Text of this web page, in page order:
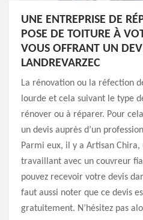
UNE ENTREPRISE DE
POSE DE TOITURE À
VOUS OFFRANT UN
LANDREVARZEC
La rénovation ou la réfection
lourde et cela suivant le type
rénover ou à réparer. Pour
un devis auprès d’un
Parmi eux, il y a Artisan
travaillant avec un couvreur
pouvez recevoir votre devis
faut aussi noter que ce devis
gratuitement. N’hésitez pas